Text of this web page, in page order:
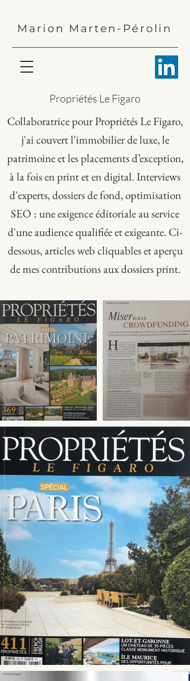
Marion Marten-Pérolin
Propriétés Le Figaro
Collaboratrice pour Propriétés Le Figaro,
j'ai couvert l'immobilier de luxe, le
patrimoine et les placements d’exception,
à la fois en print et en digital. Interviews
d'experts, dossiers de fond, optimisation
SEO : une exigence éditoriale au service
d'une audience qualifiée et exigeante. Ci-
dessous, articles web cliquables et aperçu
de mes contributions aux dossiers print.